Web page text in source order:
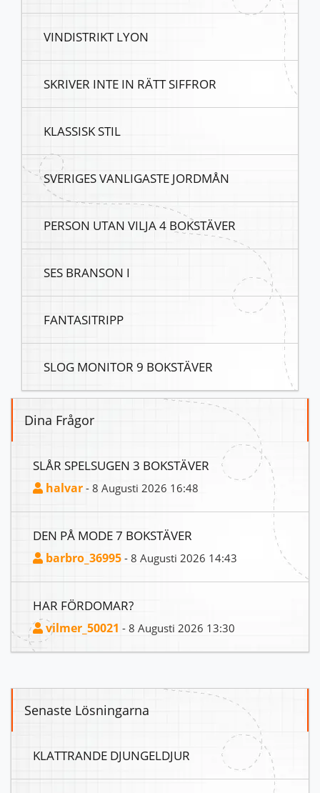
VINDISTRIKT LYON
SKRIVER INTE IN RÄTT SIFFROR
KLASSISK STIL
SVERIGES VANLIGASTE JORDMÅN
PERSON UTAN VILJA 4 BOKSTÄVER
SES BRANSON I
FANTASITRIPP
SLOG MONITOR 9 BOKSTÄVER
Dina Frågor
SLÅR SPELSUGEN 3 BOKSTÄVER
halvar - 8 Augusti 2026 16:48
DEN PÅ MODE 7 BOKSTÄVER
barbro_36995 - 8 Augusti 2026 14:43
HAR FÖRDOMAR?
vilmer_50021 - 8 Augusti 2026 13:30
Senaste Lösningarna
KLATTRANDE DJUNGELDJUR